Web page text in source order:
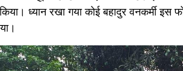
ध्यान रखा गया कोई बहादुर वनकर्मी